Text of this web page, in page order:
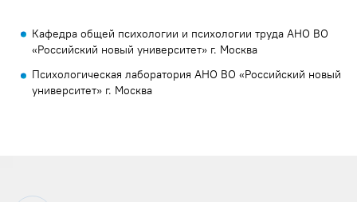
Кафедра общей психологии и психологии труда АНО ВО
«Российский новый университет» г. Москва
Психологическая лаборатория АНО ВО «Российский новый
университет» г. Москва